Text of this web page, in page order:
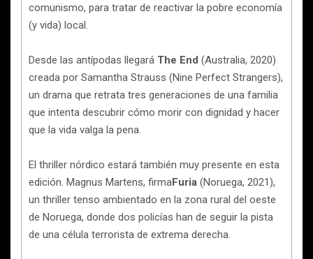
comunismo, para tratar de reactivar la pobre economía
(y vida) local.
Desde las antípodas llegará The End (Australia, 2020)
creada por Samantha Strauss (Nine Perfect Strangers),
un drama que retrata tres generaciones de una familia
que intenta descubrir cómo morir con dignidad y hacer
que la vida valga la pena.
El thriller nórdico estará también muy presente en esta
edición. Magnus Martens, firmaFuria (Noruega, 2021),
un thriller tenso ambientado en la zona rural del oeste
de Noruega, donde dos policías han de seguir la pista
de una célula terrorista de extrema derecha.